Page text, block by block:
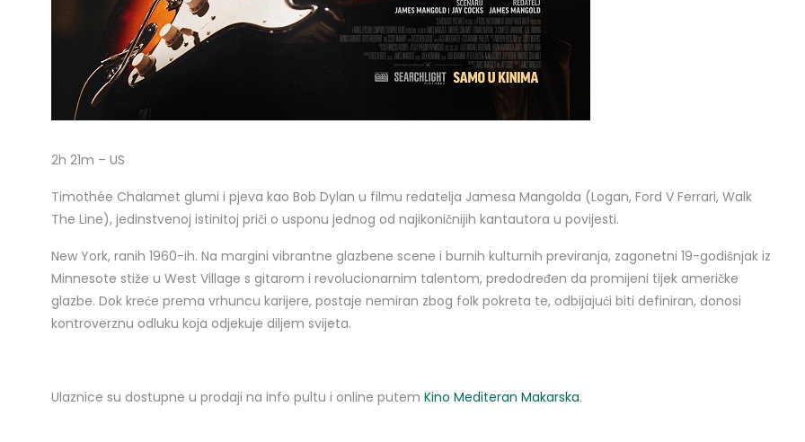
2h 21m – US
Timothée Chalamet glumi i pjeva kao Bob Dylan u filmu redatelja Jamesa Mangolda (Logan, Ford V Ferrari, Walk
The Line), jedinstvenoj istinitoj priči o usponu jednog od najikoničnijih kantautora u povijesti.
New York, ranih 1960-ih. Na margini vibrantne glazbene scene i burnih kulturnih previranja, zagonetni 19-godišnjak iz
Minnesote stiže u West Village s gitarom i revolucionarnim talentom, predodređen da promijeni tijek američke
glazbe. Dok kreće prema vrhuncu karijere, postaje nemiran zbog folk pokreta te, odbijajući biti definiran, donosi
kontroverznu odluku koja odjekuje diljem svijeta.
Ulaznice su dostupne u prodaji na info pultu i online putem Kino Mediteran Makarska.